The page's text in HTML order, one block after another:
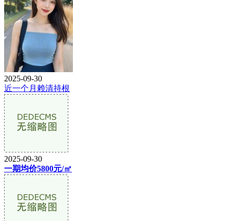
2025-09-30
近一个月赖清持根
2025-09-30
一期均价5800元/㎡